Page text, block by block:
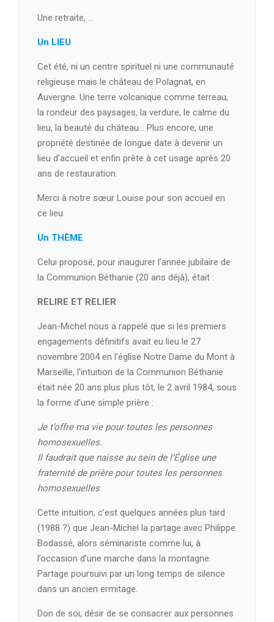
Une retraite, …
Un LIEU
Cet été, ni un centre spirituel ni une communauté
religieuse mais le château de Polagnat, en
Auvergne. Une terre volcanique comme terreau,
la rondeur des paysages, la verdure, le calme du
lieu, la beauté du château… Plus encore, une
propriété destinée de longue date à devenir un
lieu d’accueil et enfin prête à cet usage après 20
ans de restauration.
Merci à notre sœur Louise pour son accueil en
ce lieu.
Un THÈME
Celui proposé, pour inaugurer l’année jubilaire de
la Communion Béthanie (20 ans déjà), était :
RELIRE ET RELIER
Jean-Michel nous a rappelé que si les premiers
engagements définitifs avait eu lieu le 27
novembre 2004 en l’église Notre Dame du Mont à
Marseille, l’intuition de la Communion Béthanie
était née 20 ans plus plus tôt, le 2 avril 1984, sous
la forme d’une simple prière :
Je t’offre ma vie pour toutes les personnes
homosexuelles.
Il faudrait que naisse au sein de l’Église une
fraternité de prière pour toutes les personnes
homosexuelles
Cette intuition, c’est quelques années plus tard
(1988 ?) que Jean-Michel la partage avec Philippe
Bodassé, alors séminariste comme lui, à
l’occasion d’une marche dans la montagne.
Partage poursuivi par un long temps de silence
dans un ancien ermitage.
Don de soi, désir de se consacrer aux personnes